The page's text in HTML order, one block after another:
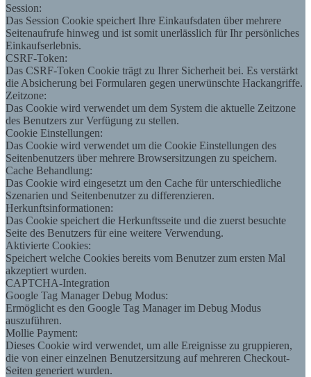
Session:
Das Session Cookie speichert Ihre Einkaufsdaten über mehrere
Seitenaufrufe hinweg und ist somit unerlässlich für Ihr persönliches
Einkaufserlebnis.
CSRF-Token:
Das CSRF-Token Cookie trägt zu Ihrer Sicherheit bei. Es verstärkt
die Absicherung bei Formularen gegen unerwünschte Hackangriffe.
Zeitzone:
Das Cookie wird verwendet um dem System die aktuelle Zeitzone
des Benutzers zur Verfügung zu stellen.
Cookie Einstellungen:
Das Cookie wird verwendet um die Cookie Einstellungen des
Seitenbenutzers über mehrere Browsersitzungen zu speichern.
Cache Behandlung:
Das Cookie wird eingesetzt um den Cache für unterschiedliche
Szenarien und Seitenbenutzer zu differenzieren.
Herkunftsinformationen:
Das Cookie speichert die Herkunftsseite und die zuerst besuchte
Seite des Benutzers für eine weitere Verwendung.
Aktivierte Cookies:
Speichert welche Cookies bereits vom Benutzer zum ersten Mal
akzeptiert wurden.
CAPTCHA-Integration
Google Tag Manager Debug Modus:
Ermöglicht es den Google Tag Manager im Debug Modus
auszuführen.
Mollie Payment:
Dieses Cookie wird verwendet, um alle Ereignisse zu gruppieren,
die von einer einzelnen Benutzersitzung auf mehreren Checkout-
Seiten generiert wurden.